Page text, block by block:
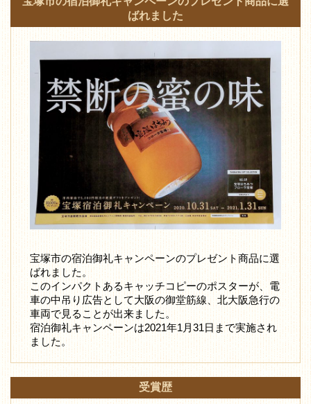
ばれました
宝塚市の宿泊御礼キャンペーンのプレゼント商品に選
ばれました。
このインパクトあるキャッチコピーのポスターが、電
車の中吊り広告として大阪の御堂筋線、北大阪急行の
車両で見ることが出来ました。
宿泊御礼キャンペーンは2021年1月31日まで実施され
ました。
受賞歴